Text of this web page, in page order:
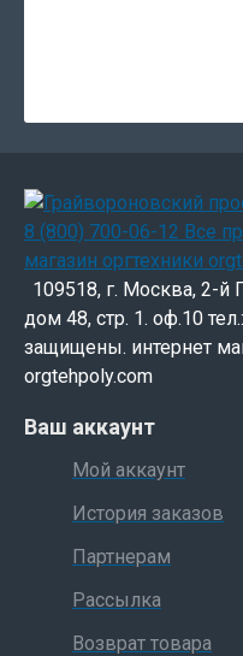
109518, г. Москва, 2-й
дом 48, стр. 1. оф.10
защищены. интернет
orgtehpoly.com
Ваш аккаунт
Мой аккаунт
История заказов
Партнерам
Рассылка
Возврат товара